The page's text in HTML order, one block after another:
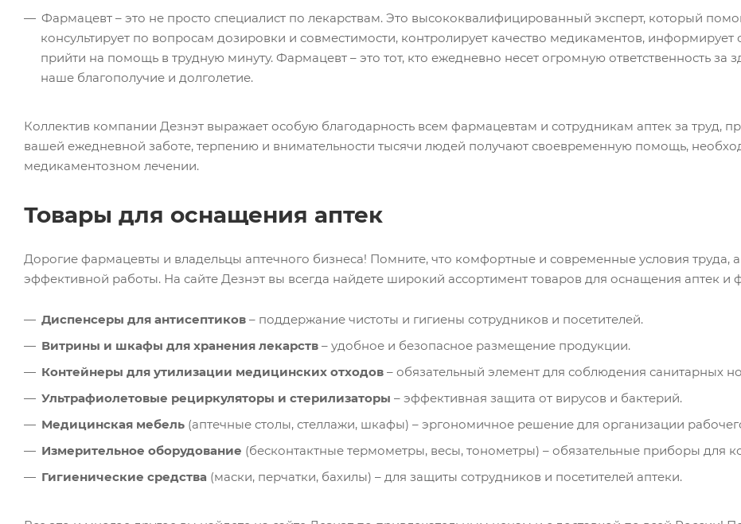
Фармацевт – это не просто специалист по лекарствам. Это высококвалифицированный эксперт, который
консультирует по вопросам дозировки и совместимости, контролирует качество медикаментов,
прийти на помощь в трудную минуту. Фармацевт – это тот, кто ежедневно несет огромную ответственность
наше благополучие и долголетие.
Коллектив компании Дезнэт выражает особую благодарность всем фармацевтам и сотрудникам аптек за труд,
вашей ежедневной заботе, терпению и внимательности тысячи людей получают своевременную помощь,
медикаментозном лечении.
Товары для оснащения аптек
Дорогие фармацевты и владельцы аптечного бизнеса! Помните, что комфортные и современные условия труда,
эффективной работы. На сайте Дезнэт вы всегда найдете широкий ассортимент товаров для оснащения аптек и
Диспенсеры для антисептиков – поддержание чистоты и гигиены сотрудников и посетителей.
Витрины и шкафы для хранения лекарств – удобное и безопасное размещение продукции.
Контейнеры для утилизации медицинских отходов – обязательный элемент для соблюдения санитарных
Ультрафиолетовые рециркуляторы и стерилизаторы – эффективная защита от вирусов и бактерий.
Медицинская мебель (аптечные столы, стеллажи, шкафы) – эргономичное решение для организации
Измерительное оборудование (бесконтактные термометры, весы, тонометры) – обязательные приборы для
Гигиенические средства (маски, перчатки, бахилы) – для защиты сотрудников и посетителей аптеки.